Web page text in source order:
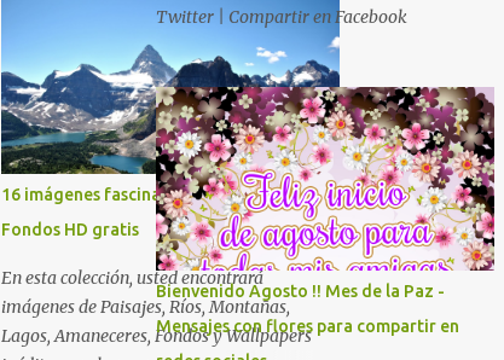
16 imágenes fascinantes de la naturaleza -
Fondos HD gratis
En esta colección, usted encontrará
imágenes de Paisajes, Ríos, Montañas,
Lagos, Amaneceres, Fondos y Wallpapers
Twitter | Compartir en Facebook
Bienvenido Agosto !! Mes de la Paz -
Mensajes con flores para compartir en